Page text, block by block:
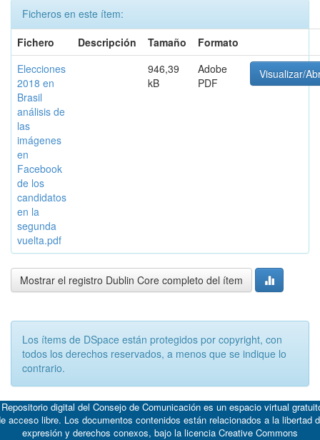
Ficheros en este ítem:
Fichero
Descripción Tamaño
Formato
Elecciones
2018 en
Brasil
análisis de
las
imágenes
en
Facebook
de los
candidatos
en la
segunda
vuelta.pdf
946,39
kB
Adobe
PDF
Visualizar/
Mostrar el registro Dublin Core completo del ítem
Los ítems de DSpace están protegidos por copyright, con
todos los derechos reservados, a menos que se indique lo
contrario.
digital del Consejo de Comunicación es un espacio virtual
acceso libre. Los documentos contenidos están relacionados a la libertad
expresión y derechos conexos, bajo la licencia Creative Commons